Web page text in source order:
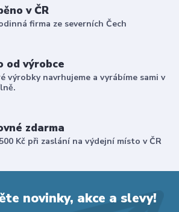
v ČR
firma ze severních Čech
od výrobce
výrobky navrhujeme a vyrábíme sami v
zdarma
Kč při zaslání na výdejní místo v ČR
novinky, akce a slevy!